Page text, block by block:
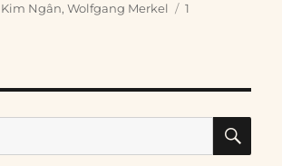
Ngân,Wolfgang Merkel
1